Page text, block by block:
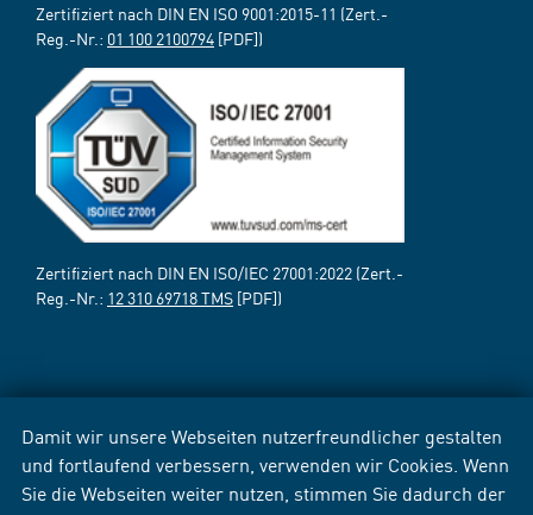
Damit wir unsere Webseiten nutzerfreundlicher gestalten
und fortlaufend verbessern, verwenden wir Cookies. Wenn
Sie die Webseiten weiter nutzen, stimmen Sie dadurch der
Zertifiziert nach DIN EN ISO 9001:2015-11 (Zert.-
Reg.-Nr.: 01 100 2100794 [PDF])
Zertifiziert nach DIN EN ISO/IEC 27001:2022 (Zert.-
Reg.-Nr.: 12 310 69718 TMS [PDF])